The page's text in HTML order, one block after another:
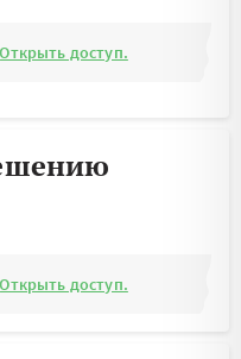
Открыть доступ.
Открыть доступ.